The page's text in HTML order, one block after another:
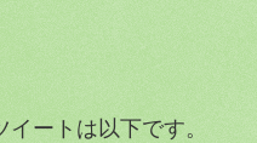
ートは以下です。